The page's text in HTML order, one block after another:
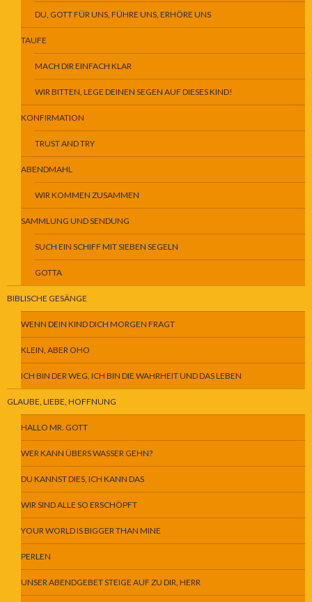
DU, GOTT FÜR UNS, FÜHRE UNS, ERHÖRE UNS
TAUFE
MACH DIR EINFACH KLAR
WIR BITTEN, LEGE DEINEN SEGEN AUF DIESES KIND!
KONFIRMATION
TRUST AND TRY
ABENDMAHL
WIR KOMMEN ZUSAMMEN
SAMMLUNG UND SENDUNG
SUCH EIN SCHIFF MIT SIEBEN SEGELN
GOTTA
BIBLISCHE GESÄNGE
WENN DEIN KIND DICH MORGEN FRAGT
KLEIN, ABER OHO
ICH BIN DER WEG, ICH BIN DIE WAHRHEIT UND DAS LEBEN
GLAUBE, LIEBE, HOFFNUNG
HALLO MR. GOTT
WER KANN ÜBERS WASSER GEHN?
DU KANNST DIES, ICH KANN DAS
WIR SIND ALLE SO ERSCHÖPFT
YOUR WORLD IS BIGGER THAN MINE
PERLEN
UNSER ABENDGEBET STEIGE AUF ZU DIR, HERR